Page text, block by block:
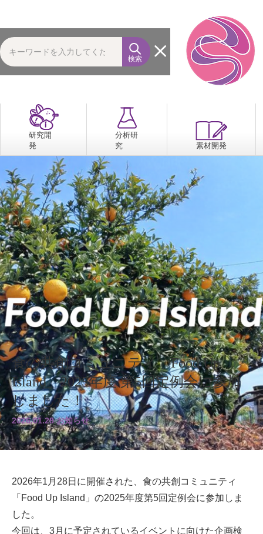
検索
研究開
発
分析研
究
素材開発
食の共創コミュニティ「Food Up
Island」2025年度 第5回定例会に参加
しました！
2026.01.28 お知らせ
2026年1月28日に開催された、食の共創コミュニティ
「Food Up Island」の2025年度第5回定例会に参加しま
した。
今回は、3月に予定されているイベントに向けた企画検